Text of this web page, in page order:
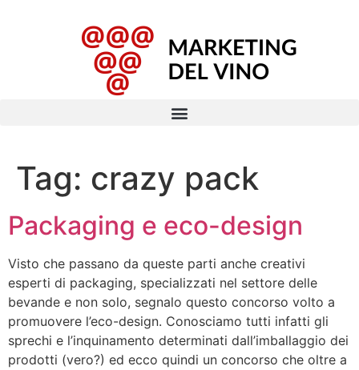
Tag: crazy pack
Packaging e eco-design
Visto che passano da queste parti anche creativi
esperti di packaging, specializzati nel settore delle
bevande e non solo, segnalo questo concorso volto a
promuovere l’eco-design. Conosciamo tutti infatti gli
sprechi e l’inquinamento determinati dall’imballaggio dei
prodotti (vero?) ed ecco quindi un concorso che oltre a